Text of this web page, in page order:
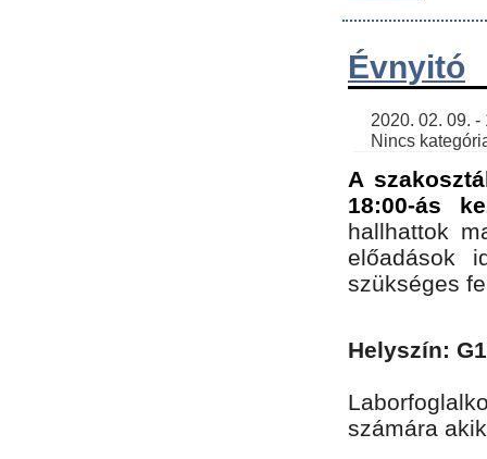
Évnyitó
Nincs
A
18:00-ás
hallhattok
előadások
szükséges
Helyszín:
számára